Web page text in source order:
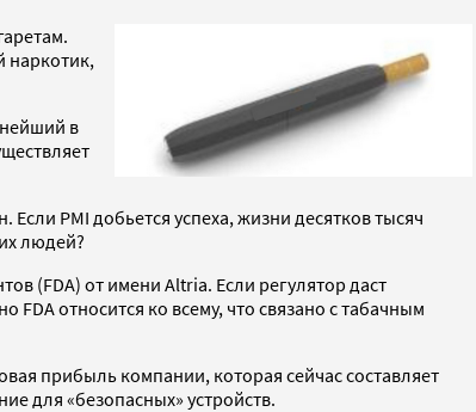
наркотик,
в
PMI добьется успеха, жизни десятков тысяч
людей?
(FDA) от имени Аltria. Если регулятор даст
относится ко всему, что связано с табачным
прибыль компании, которая сейчас составляет
для «безопасных» устройств.